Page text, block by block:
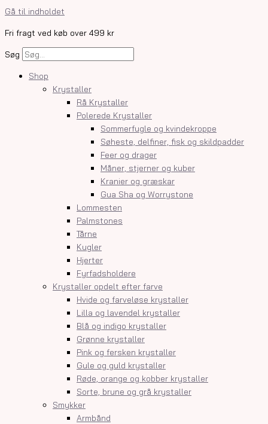
Gå til indholdet
Fri fragt ved køb over 499 kr
Søg
Shop
Krystaller
Rå Krystaller
Polerede Krystaller
Sommerfugle og kvindekroppe
Søheste, delfiner, fisk og skildpadder
Feer og drager
Måner, stjerner og kuber
Kranier og græskar
Gua Sha og Worrystone
Lommesten
Palmstones
Tårne
Kugler
Hjerter
Fyrfadsholdere
Krystaller opdelt efter farve
Hvide og farveløse krystaller
Lilla og lavendel krystaller
Blå og indigo krystaller
Grønne krystaller
Pink og fersken krystaller
Gule og guld krystaller
Røde, orange og kobber krystaller
Sorte, brune og grå krystaller
Smykker
Armbånd